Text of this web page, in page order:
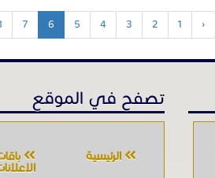
‹
1
2
3
4
5
6
7
تصفح في الموقع
الرئيسية